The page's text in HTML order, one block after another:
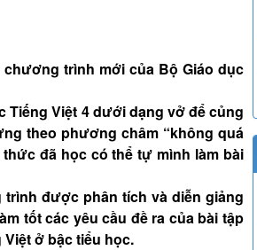
trình mới của Bộ Giáo dục
Tiếng Việt 4 dưới dạng vở để củng
theo phương châm “không quá
đã học có thể tự mình làm bài
được phân tích và diễn giảng
tốt các yêu cầu đề ra của bài tập
ở bậc tiểu học.